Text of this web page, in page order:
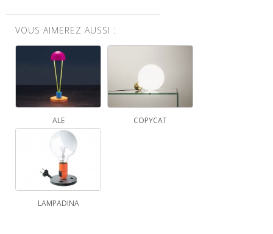
VOUS AIMEREZ AUSSI :
ALE COPYCAT
LAMPADINA